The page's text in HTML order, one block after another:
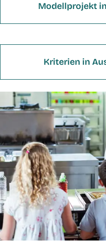
Modellprojekt
Kriterien in